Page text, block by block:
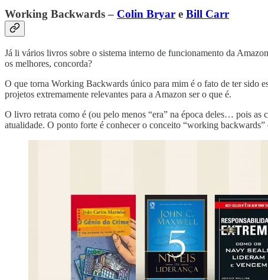
Working Backwards – Colin Bryar e Bill Carr
Já li vários livros sobre o sistema interno de funcionamento da
os melhores, concorda?
O que torna Working Backwards único para mim é o fato de ter sido
projetos extremamente relevantes para a Amazon ser o que é.
O livro retrata como é (ou pelo menos “era” na época deles… pois as
atualidade. O ponto forte é conhecer o conceito “working